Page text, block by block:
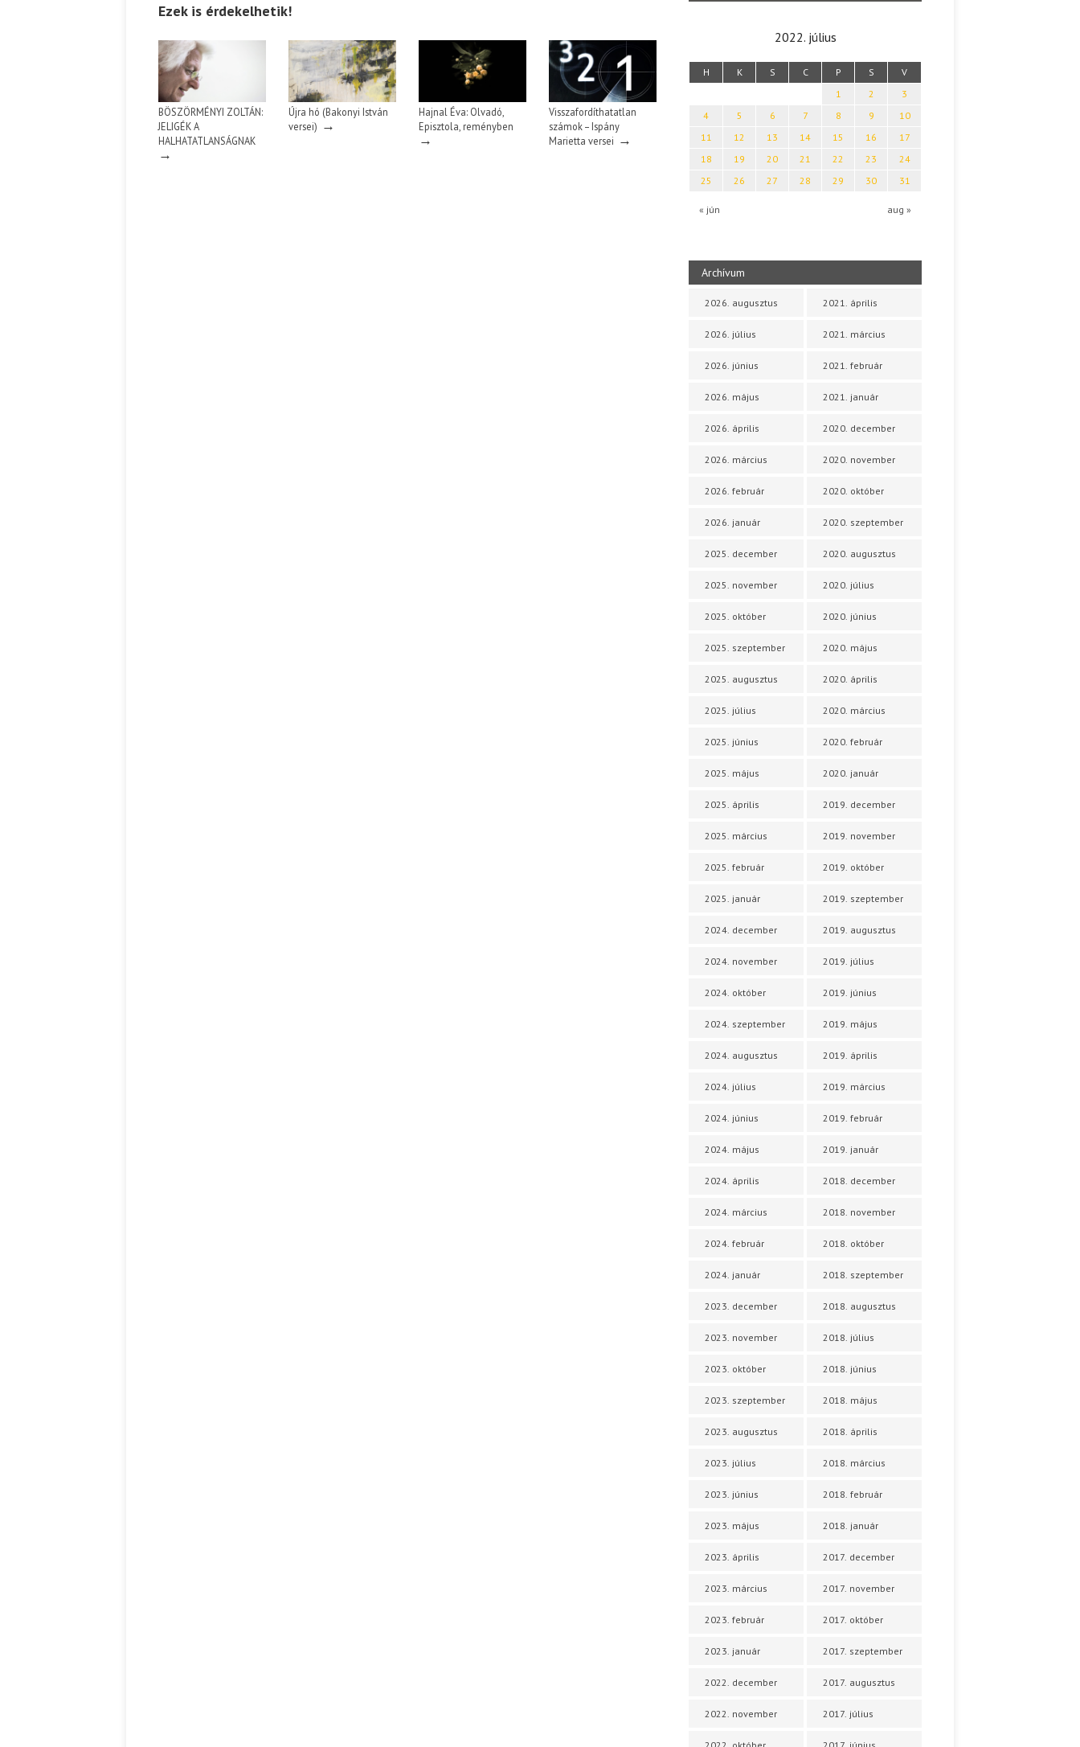
Ezek is érdekelhetik!
BÖSZÖRMÉNYI ZOLTÁN:
JELIGÉK A
HALHATATLANSÁGNAK
→
Újra hó (Bakonyi István
versei) →
Hajnal Éva: Olvadó,
Episztola, reményben
→
Visszafordíthatatlan
számok – Ispány
Marietta versei →
2022. július
H K S C P S V
« jún aug »
1 2
3
4
5 6 7 8 9
10
11
12 13 14 15 16
17
18
19 20 21 22 23
24
25
26 27 28 29 30 31
Archívum
2026. augusztus
2026. július
2026. június
2026. május
2026. április
2026. március
2026. február
2026. január
2025. december
2025. november
2025. október
2025. szeptember
2025. augusztus
2025. július
2025. június
2025. május
2025. április
2025. március
2025. február
2025. január
2024. december
2024. november
2024. október
2024. szeptember
2024. augusztus
2024. július
2024. június
2024. május
2024. április
2024. március
2024. február
2024. január
2023. december
2023. november
2023. október
2023. szeptember
2023. augusztus
2023. július
2023. június
2023. május
2023. április
2023. március
2023. február
2023. január
2022. december
2022. november
2021. április
2021. március
2021. február
2021. január
2020. december
2020. november
2020. október
2020. szeptember
2020. augusztus
2020. július
2020. június
2020. május
2020. április
2020. március
2020. február
2020. január
2019. december
2019. november
2019. október
2019. szeptember
2019. augusztus
2019. július
2019. június
2019. május
2019. április
2019. március
2019. február
2019. január
2018. december
2018. november
2018. október
2018. szeptember
2018. augusztus
2018. július
2018. június
2018. május
2018. április
2018. március
2018. február
2018. január
2017. december
2017. november
2017. október
2017. szeptember
2017. augusztus
2017. július